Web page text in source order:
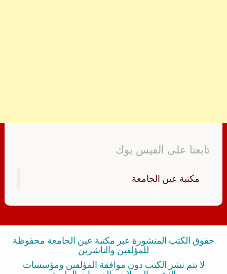
تابعنا على الفيس بوك
‏مكتبة عين الجامعة‏
حقوق الكتب المنشورة عبر مكتبة عين الجامعة محفوظة
للمؤلفين والناشرين
لا يتم نشر الكتب دون موافقة المؤلفين ومؤسسات